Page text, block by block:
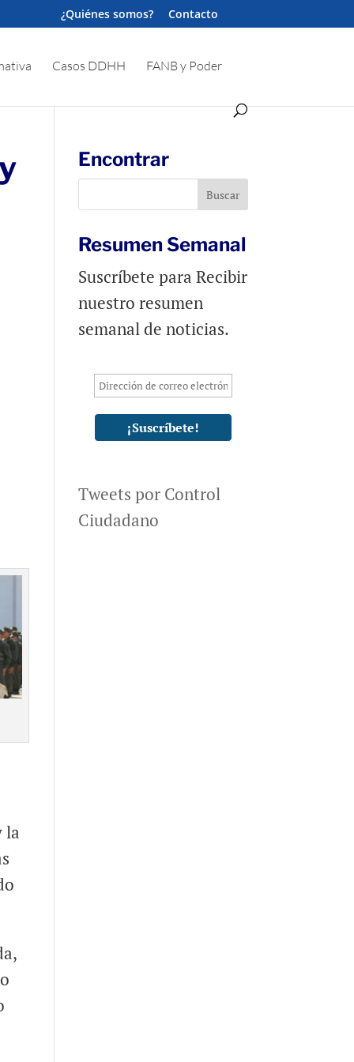
¿Quiénes somos? Contacto
Casos DDHH FANB y Poder
la
Encontrar
Resumen Semanal
Suscríbete para Recibir
nuestro resumen
semanal de noticias.
Tweets por Control
Ciudadano